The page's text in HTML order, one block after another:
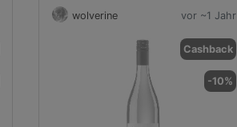
wolverine vor ~1 Jahr
Cashback
-10%